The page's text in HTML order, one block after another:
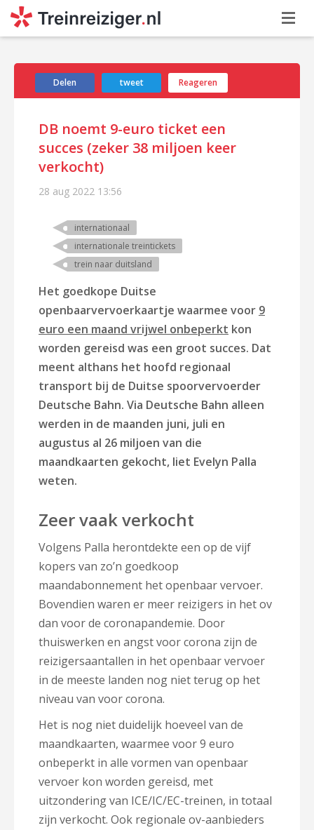
Delen tweet Reageren
DB noemt 9-euro ticket een
succes (zeker 38 miljoen keer
verkocht)
28 aug 2022 13:56
internationaal
internationale treintickets
trein naar duitsland
Het goedkope Duitse
openbaarvervoerkaartje waarmee voor 9
euro een maand vrijwel onbeperkt kon
worden gereisd was een groot succes. Dat
meent althans het hoofd regionaal
transport bij de Duitse spoorvervoerder
Deutsche Bahn. Via Deutsche Bahn alleen
werden in de maanden juni, juli en
augustus al 26 miljoen van die
maandkaarten gekocht, liet Evelyn Palla
weten.
Zeer vaak verkocht
Volgens Palla herontdekte een op de vijf
kopers van zo’n goedkoop
maandabonnement het openbaar vervoer.
Bovendien waren er meer reizigers in het ov
dan voor de coronapandemie. Door
thuiswerken en angst voor corona zijn de
reizigersaantallen in het openbaar vervoer
in de meeste landen nog niet terug op het
niveau van voor corona.
Het is nog niet duidelijk hoeveel van de
maandkaarten, waarmee voor 9 euro
onbeperkt in alle vormen van openbaar
vervoer kon worden gereisd, met
uitzondering van ICE/IC/EC-treinen, in totaal
zijn verkocht. Ook regionale ov-aanbieders